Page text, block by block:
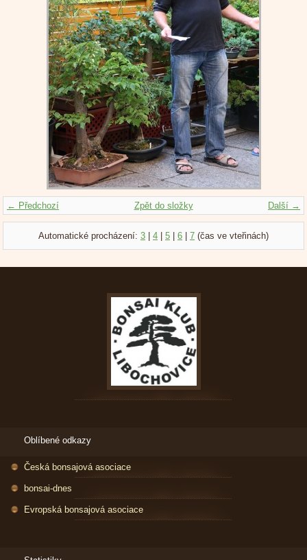
← Předchozí Další →
Zpět do složky
Automatické procházení: 3 4 5 6 7 (čas ve vteřinách)
Oblíbené odkazy
Česká bonsajová asociace
bonsai-dnes
Evropská bonsajová asociace